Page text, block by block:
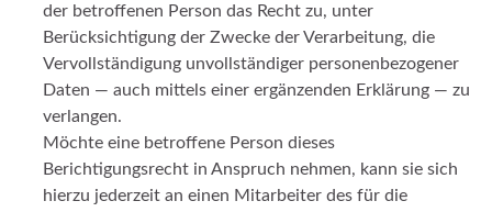
der betroffenen Person das Recht zu, unter
Berücksichtigung der Zwecke der Verarbeitung, die
Vervollständigung unvollständiger personenbezogener
Daten — auch mittels einer ergänzenden Erklärung — zu
verlangen.
Möchte eine betroffene Person dieses
Berichtigungsrecht in Anspruch nehmen, kann sie sich
hierzu jederzeit an einen Mitarbeiter des für die